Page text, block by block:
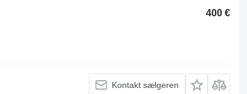
400 €
Kontakt sælgeren